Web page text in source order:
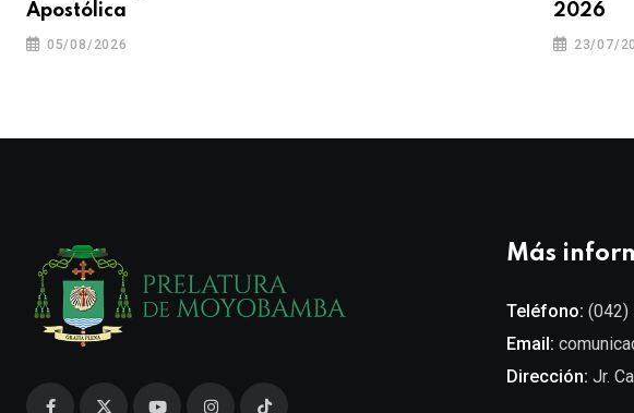
Apostólica
05/08/2026
2026
23/07/
Más
Teléfono: (042)
Email:
Dirección: Jr.